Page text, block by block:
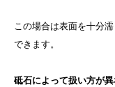
この場合は表面を十分
できます。
砥石によって扱い方が